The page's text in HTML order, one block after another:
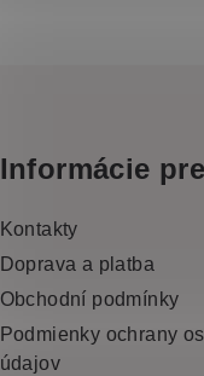
Informácie
Kontakty
Doprava a platba
Obchodní podmínky
Podmienky ochrany
údajov